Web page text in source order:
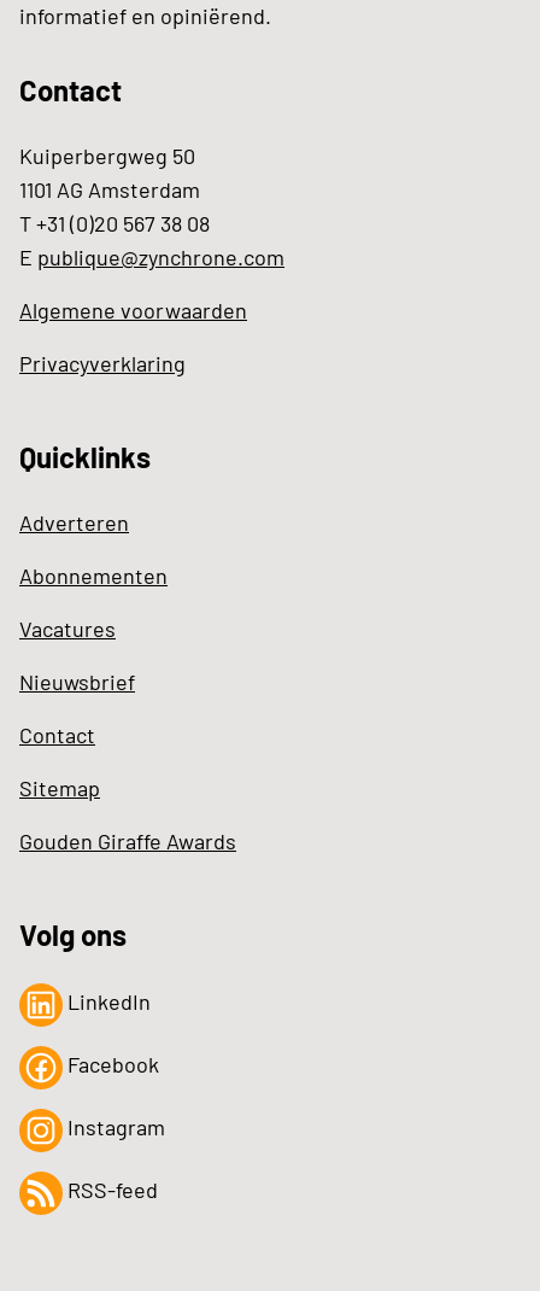
informatief en opiniërend.
Contact
Kuiperbergweg 50
1101 AG Amsterdam
T +31 (0)20 567 38 08
E publique@zynchrone.com
Algemene voorwaarden
Privacyverklaring
Quicklinks
Adverteren
Abonnementen
Vacatures
Nieuwsbrief
Contact
Sitemap
Gouden Giraffe Awards
Volg ons
LinkedIn
Facebook
Instagram
RSS-feed